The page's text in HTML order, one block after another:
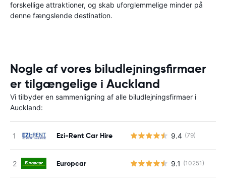
forskellige attraktioner, og skab uforglemmelige minder på
denne fængslende destination.
Nogle af vores biludlejningsfirmaer
er tilgængelige i Auckland
Vi tilbyder en sammenligning af alle biludlejningsfirmaer i
Auckland:
Ezi-Rent Car Hire 9.4 (79)
Europcar 9.1 (10251)